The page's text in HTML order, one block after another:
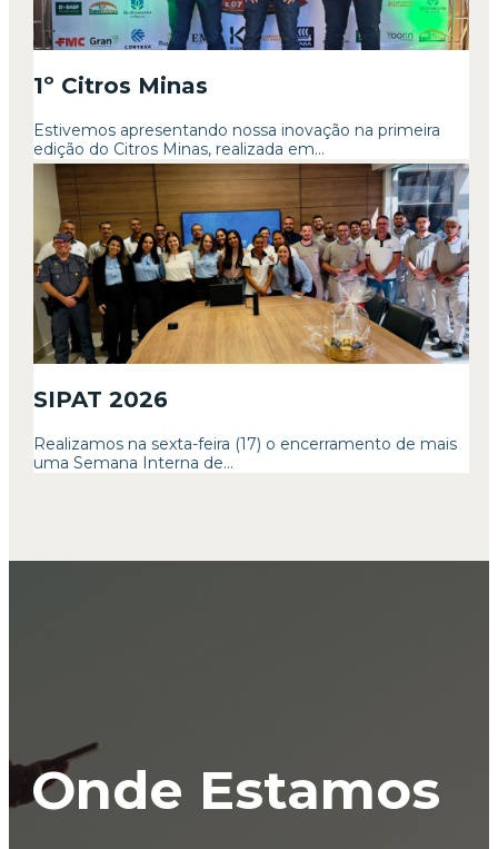
1º Citros Minas
Estivemos apresentando nossa inovação na primeira
edição do Citros Minas, realizada em...
SIPAT 2026
Realizamos na sexta-feira (17) o encerramento de mais
uma Semana Interna de...
Onde Estamos